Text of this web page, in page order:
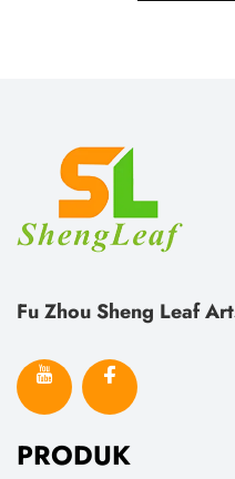
Fu Zhou Sheng Leaf
PRODUK